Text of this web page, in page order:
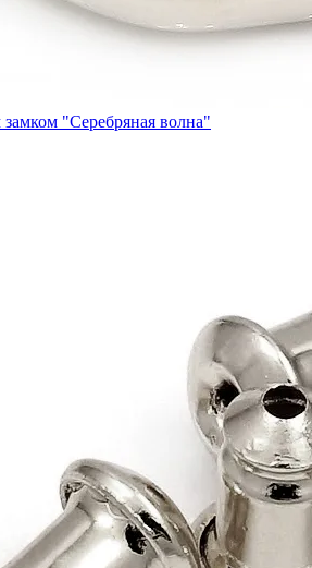
"Серебряная волна"